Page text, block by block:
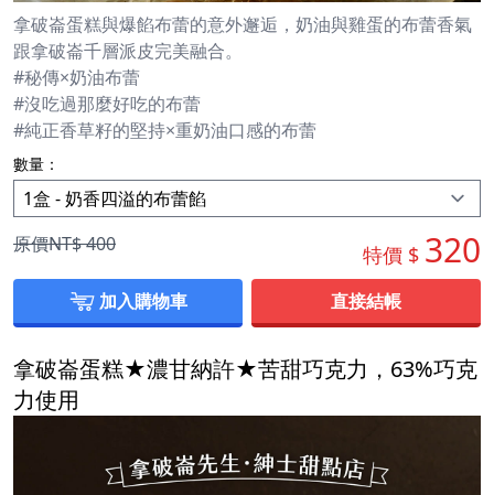
拿破崙蛋糕與爆餡布蕾的意外邂逅，奶油與雞蛋的布蕾香氣
跟拿破崙千層派皮完美融合。
#秘傳×奶油布蕾
#沒吃過那麼好吃的布蕾
#純正香草籽的堅持×重奶油口感的布蕾
數量：
原價NT$400 特價 $ 320
加入購物車 直接結帳
拿破崙蛋糕★濃甘納許★苦甜巧克力，63%巧克
力使用